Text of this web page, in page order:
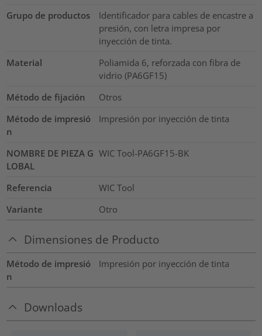
Grupo de productos
Identificador para cables de encastre a
presión, con letra impresa por
inyección de tinta.
Material
Poliamida 6, reforzada con fibra de
vidrio (PA6GF15)
Método de fijación
Otros
Método de impresió
n
Impresión por inyección de tinta
NOMBRE DE PIEZA G
LOBAL
WIC Tool-PA6GF15-BK
Referencia
WIC Tool
Variante
Otro
Dimensiones de Producto
Método de impresió
n
Impresión por inyección de tinta
Downloads